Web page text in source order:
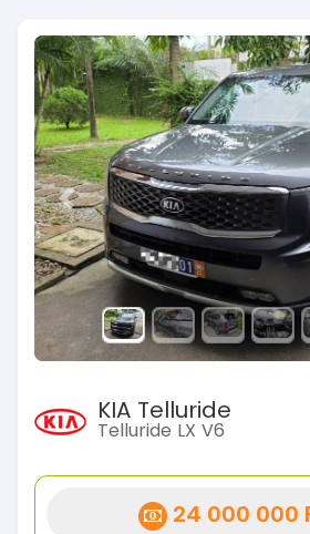
Previous
KIA Telluride
Telluride LX V6
24 000 000